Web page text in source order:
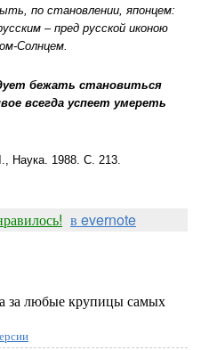
по становлении, японцем:
– пред русской иконою
Солнцем.
бежать становиться
всегда успеет умереть
Наука. 1988. С. 213.
в evernote
за любые крупицы самых